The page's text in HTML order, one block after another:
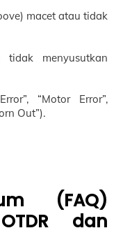
macet atau tidak
menyusutkan
“Motor Error”,
Out”).
(FAQ)
dan